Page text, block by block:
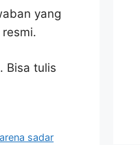
yang
Bisa tulis
sadar